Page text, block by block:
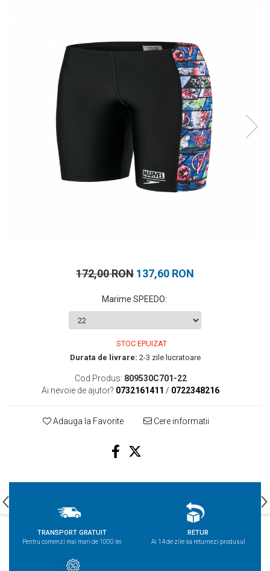
Tricouri, pantaloni, bluze
Costume profesionale inot
172,00 RON 137,60 RON
Marime SPEEDO:
STOC EPUIZAT
Durata de livrare: 2-3 zile lucratoare
Cod Produs: 809530C701-22
Ai nevoie de ajutor? 0732161411 / 0722348216
Adauga la Favorite Cere informatii
TRANSPORT GRATUIT
Pentru comenzi mai mari de 1000 lei
RETUR
Ai 14 de zile sa returnezi produsul